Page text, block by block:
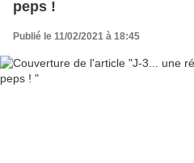
peps !
Publié le 11/02/2021 à 18:45